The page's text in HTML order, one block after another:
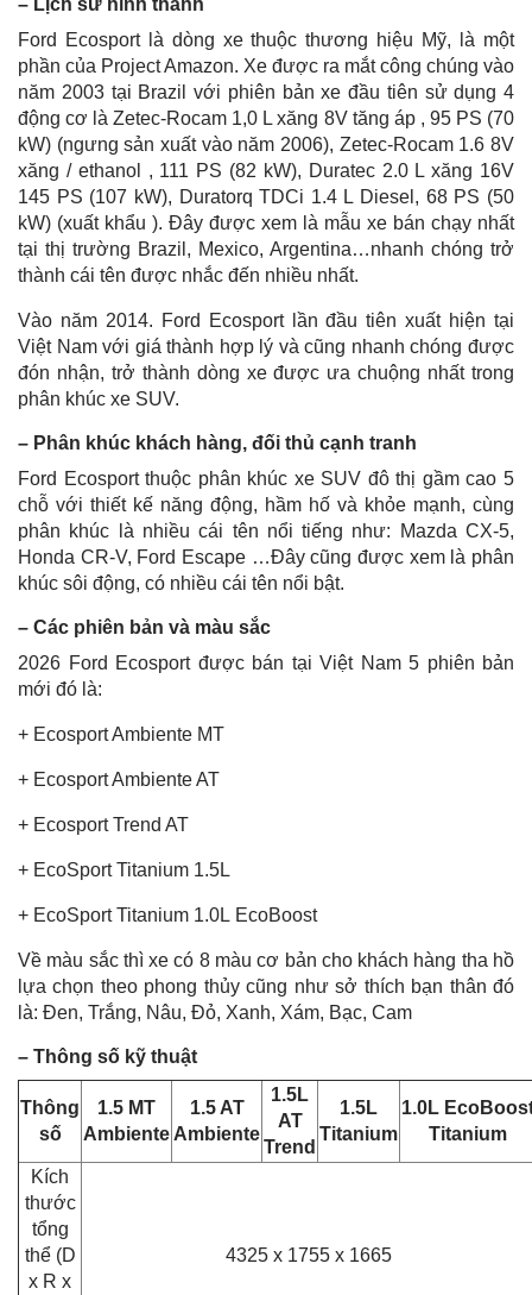
Ford Ecosport là dòng xe thuộc thương hiệu Mỹ, là một
phần của Project Amazon. Xe được ra mắt công chúng vào
năm 2003 tại Brazil với phiên bản xe đầu tiên sử dụng 4
động cơ là Zetec-Rocam 1,0 L xăng 8V tăng áp , 95 PS (70
kW) (ngưng sản xuất vào năm 2006), Zetec-Rocam 1.6 8V
xăng / ethanol , 111 PS (82 kW), Duratec 2.0 L xăng 16V
145 PS (107 kW), Duratorq TDCi 1.4 L Diesel, 68 PS (50
kW) (xuất khẩu ). Đây được xem là mẫu xe bán chạy nhất
tại thị trường Brazil, Mexico, Argentina…nhanh chóng trở
thành cái tên được nhắc đến nhiều nhất.
Vào năm 2014. Ford Ecosport lần đầu tiên xuất hiện tại
Việt Nam với giá thành hợp lý và cũng nhanh chóng được
đón nhận, trở thành dòng xe được ưa chuộng nhất trong
phân khúc xe SUV.
– Phân khúc khách hàng, đối thủ cạnh tranh
Ford Ecosport thuộc phân khúc xe SUV đô thị gầm cao 5
chỗ với thiết kế năng động, hầm hố và khỏe mạnh, cùng
phân khúc là nhiều cái tên nổi tiếng như: Mazda CX-5,
Honda CR-V, Ford Escape …Đây cũng được xem là phân
khúc sôi động, có nhiều cái tên nổi bật.
– Các phiên bản và màu sắc
2026 Ford Ecosport được bán tại Việt Nam 5 phiên bản
mới đó là:
+ Ecosport Ambiente MT
+ Ecosport Ambiente AT
+ Ecosport Trend AT
+ EcoSport Titanium 1.5L
+ EcoSport Titanium 1.0L EcoBoost
Về màu sắc thì xe có 8 màu cơ bản cho khách hàng tha hồ
lựa chọn theo phong thủy cũng như sở thích bạn thân đó
là: Đen, Trắng, Nâu, Đỏ, Xanh, Xám, Bạc, Cam
– Thông số kỹ thuật
Thông
số
1.5 MT
Ambiente
1.5 AT
Ambiente
1.5L
AT
Trend
1.5L
Titanium
1.0L
Titanium
Kích
thước
tổng
thể (D
x R x
4325 x 1755 x 1665